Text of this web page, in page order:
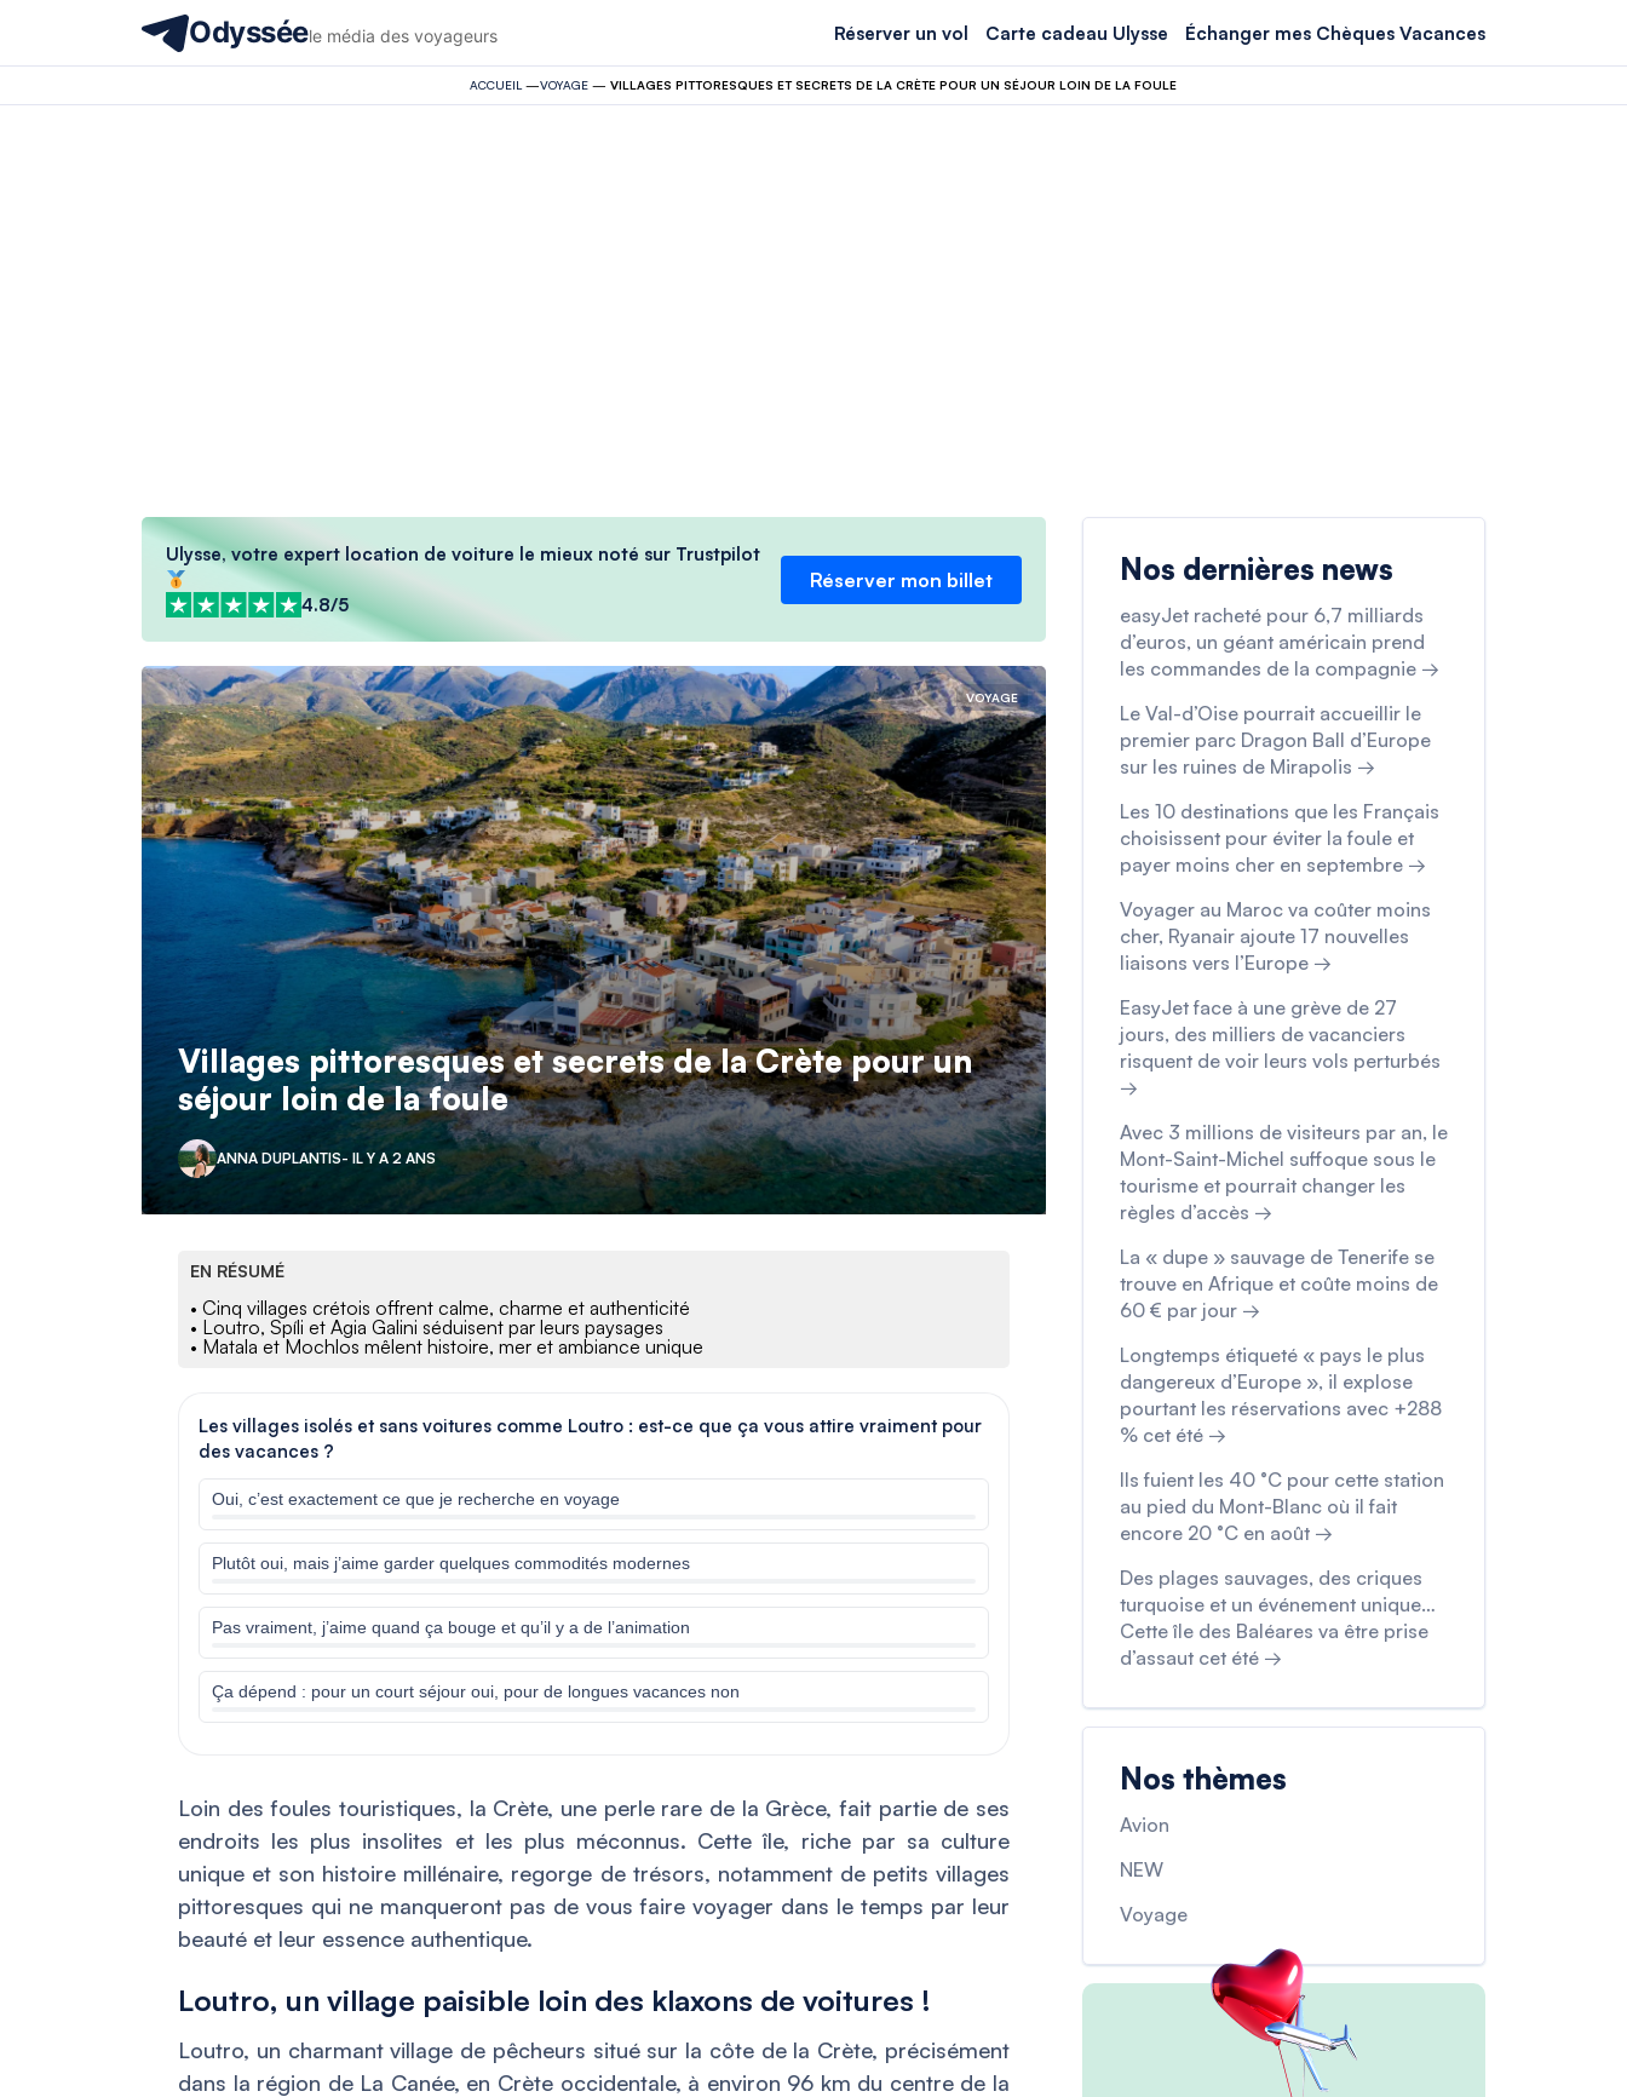
Odysséele média des voyageurs Réserver un vol Carte cadeau Ulysse Échanger mes Chèques Vacances
ACCUEIL —VOYAGE— VILLAGES PITTORESQUES ET SECRETS DE LA CRÈTE POUR UN SÉJOUR LOIN DE LA FOULE
Ulysse, votre expert location de voiture le mieux noté sur Trustpilot
4.8/5
Réserver mon billet
VOYAGE
Villages pittoresques et secrets de la Crète pour un
séjour loin de la foule
ANNA DUPLANTIS- IL Y A 2 ANS
EN RÉSUMÉ
• Cinq villages crétois offrent calme, charme et authenticité
• Loutro, Spíli et Agia Galini séduisent par leurs paysages
• Matala et Mochlos mêlent histoire, mer et ambiance unique
Les villages isolés et sans voitures comme Loutro : est-ce que ça vous attire vraiment pour
des vacances ?
Oui, c’est exactement ce que je recherche en voyage
Plutôt oui, mais j’aime garder quelques commodités modernes
Pas vraiment, j’aime quand ça bouge et qu’il y a de l’animation
Ça dépend : pour un court séjour oui, pour de longues vacances non
Loin des foules touristiques, la Crète, une perle rare de la Grèce, fait partie de ses
endroits les plus insolites et les plus méconnus. Cette île, riche par sa culture
unique et son histoire millénaire, regorge de trésors, notamment de petits villages
pittoresques qui ne manqueront pas de vous faire voyager dans le temps par leur
beauté et leur essence authentique.
Loutro, un village paisible loin des klaxons de voitures !
Loutro, un charmant village de pêcheurs situé sur la côte de la Crète, précisément
dans la région de La Canée, en Crète occidentale, à environ 96 km du centre de la
Nos dernières news
easyJet racheté pour 6,7 milliards
d’euros, un géant américain prend
les commandes de la compagnie →
Le Val-d’Oise pourrait accueillir le
premier parc Dragon Ball d’Europe
sur les ruines de Mirapolis →
Les 10 destinations que les Français
choisissent pour éviter la foule et
payer moins cher en septembre →
Voyager au Maroc va coûter moins
cher, Ryanair ajoute 17 nouvelles
liaisons vers l’Europe →
EasyJet face à une grève de 27
jours, des milliers de vacanciers
risquent de voir leurs vols perturbés
→
Avec 3 millions de visiteurs par an, le
Mont-Saint-Michel suffoque sous le
tourisme et pourrait changer les
règles d’accès →
La « dupe » sauvage de Tenerife se
trouve en Afrique et coûte moins de
60 € par jour →
Longtemps étiqueté « pays le plus
dangereux d’Europe », il explose
pourtant les réservations avec +288
% cet été →
Ils fuient les 40 °C pour cette station
au pied du Mont-Blanc où il fait
encore 20 °C en août →
Des plages sauvages, des criques
turquoise et un événement unique…
Cette île des Baléares va être prise
d’assaut cet été →
Nos thèmes
Avion
NEW
Voyage